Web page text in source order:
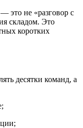
это не «разговор с
складом. Это
коротких
десятки команд, а